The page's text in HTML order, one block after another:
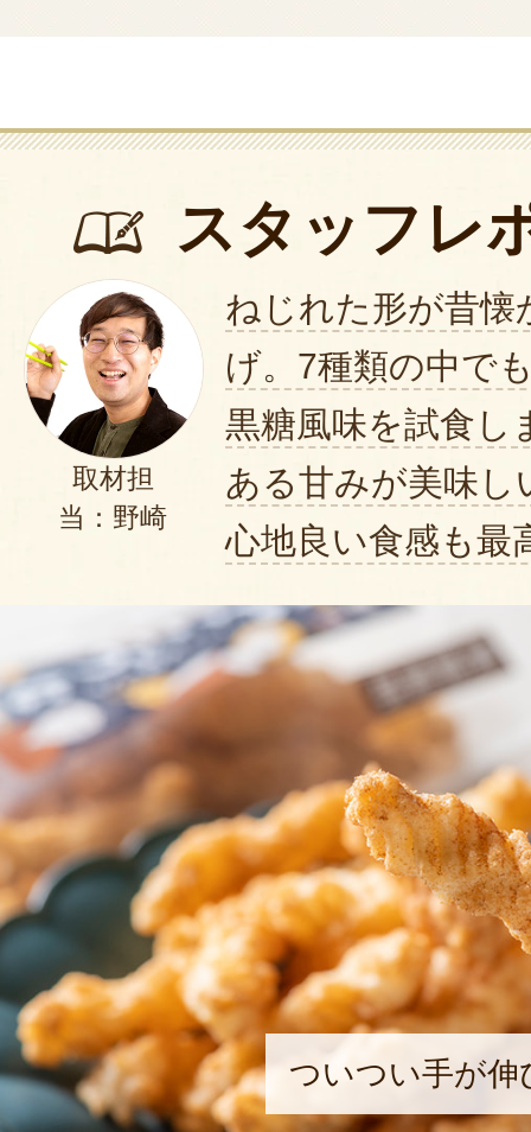
スタッフレ
取材担
当：野崎
ねじれた形が昔懐
げ。7種類の中で
黒糖風味を試食し
ある甘みが美味し
心地良い食感も最
ついつい手が